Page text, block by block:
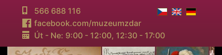
566 688 116
facebook.com/muzeumzdar
Út - Ne: 9:00 - 12:00, 12:30 - 17:00